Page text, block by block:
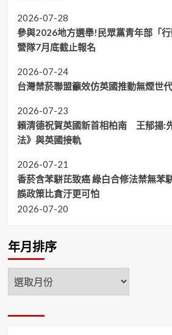
2026-07-28
參與2026地方選舉!民眾黨青年部「
營隊7月底截止報名
2026-07-24
台灣禁菸聯盟籲效仿英國推動無煙世
2026-07-23
賴清德祝賀英國新首相柏南 王郁揚:
法》與英國接軌
2026-07-21
香菸含苯駢芘致癌 綠白合修法禁無
誤政策比貪汙更可怕
2026-07-20
年月排序
年
月
序